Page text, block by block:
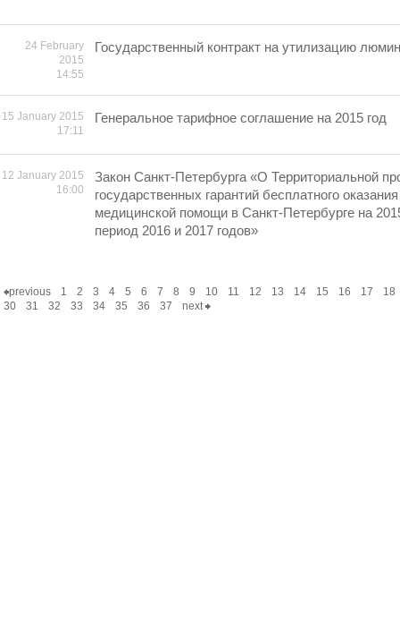
24 February
2015
14:55
Государственный контракт на утилизацию
15 January 2015
17:11
Генеральное тарифное соглашение на 2015 год
12 January 2015
16:00
Закон Санкт-Петербурга «О Территориальной
государственных гарантий бесплатного
медицинской помощи в Санкт-Петербурге на
период 2016 и 2017 годов»
previous 1 2 3 4 5 6 7 8 9 10 11 12 13 14 15 16 17
18
30
31 32 33 34 35 36 37 next